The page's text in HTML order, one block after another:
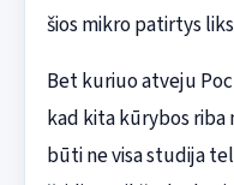
šios mikro patirtys
Bet kuriuo atveju
kad kita kūrybos riba
būti ne visa studija